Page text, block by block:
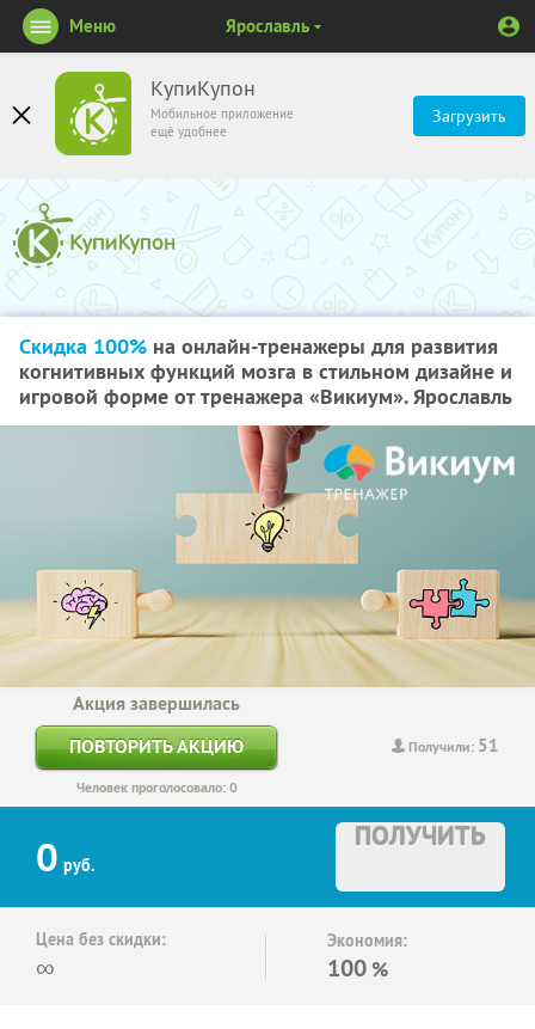
КупиКупон
Мобильное приложение
ещё удобнее
Загрузить
Меню Ярославль
Скидка 100% на онлайн-тренажеры для развития
когнитивных функций мозга в стильном дизайне и
игровой форме от тренажера «Викиум». Ярославль
Получили: 51
Акция завершилась
ПОВТОРИТЬ АКЦИЮ
Человек проголосовало: 0
0 руб.
ПОЛУЧИТЬ
Цена без скидки:
∞
Экономия:
100 %